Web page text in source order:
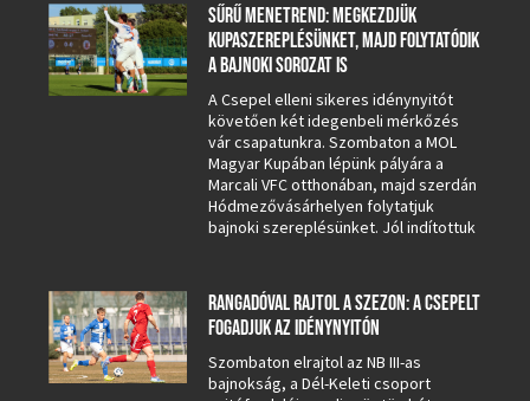
SŰRŰ MENETREND: MEGKEZDJÜK
KUPASZEREPLÉSÜNKET, MAJD FOLYTATÓDIK
A BAJNOKI SOROZAT IS
A Csepel elleni sikeres idénynyitót
követően két idegenbeli mérkőzés
vár csapatunkra. Szombaton a MOL
Magyar Kupában lépünk pályára a
Marcali VFC otthonában, majd szerdán
Hódmezővásárhelyen folytatjuk
bajnoki szereplésünket. Jól indítottuk
RANGADÓVAL RAJTOL A SZEZON: A CSEPELT
FOGADJUK AZ IDÉNYNYITÓN
Szombaton elrajtol az NB III-as
bajnokság, a Dél-Keleti csoport